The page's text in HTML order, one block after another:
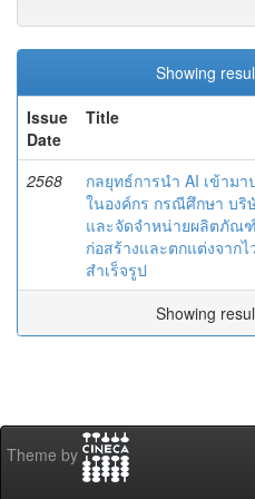
Showing
Issue
Date
Title
2568
กลยุทธ์การนำ AI เข้ามา
ในองค์กร กรณีศึกษา บริ
และจัดจำหน่ายผลิตภัณฑ์
ก่อสร้างและตกแต่งจาก
สำเร็จรูป
Showing
Theme by